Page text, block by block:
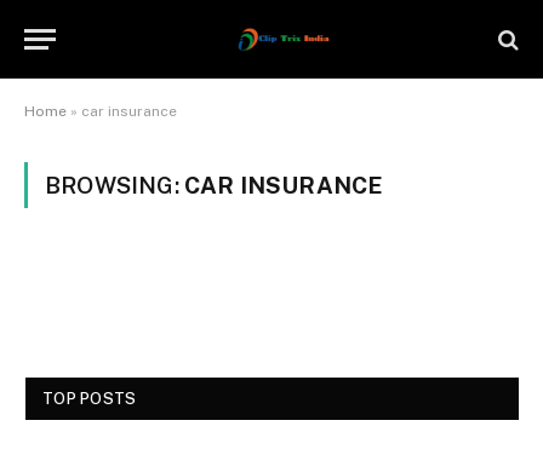
Home » car insurance
BROWSING: CAR INSURANCE
TOP POSTS